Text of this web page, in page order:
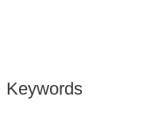
Keywords